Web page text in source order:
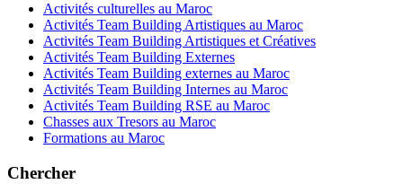
Activités culturelles au Maroc
Activités Team Building Artistiques au Maroc
Activités Team Building Artistiques et Créatives
Activités Team Building Externes
Activités Team Building externes au Maroc
Activités Team Building Internes au Maroc
Activités Team Building RSE au Maroc
Chasses aux Tresors au Maroc
Formations au Maroc
Chercher